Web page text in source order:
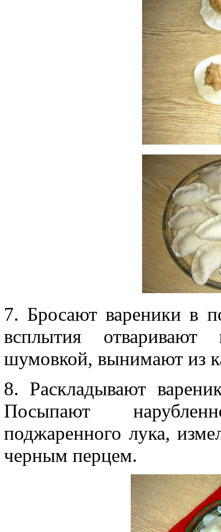
7. Бросают вареники в
всплытия
шумовкой, вынимают из
8. Раскладывают
Посыпают
поджаренного лука,
черным перцем.